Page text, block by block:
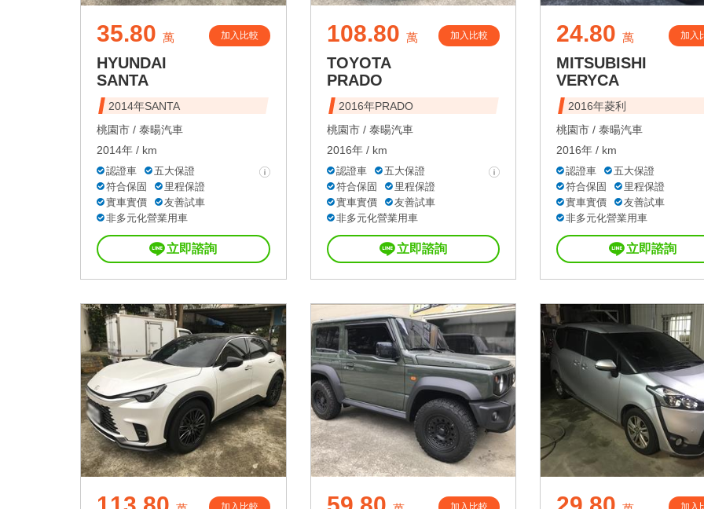
35.80 萬 加入比較
HYUNDAI
SANTA
2014年SANTA
桃園市 / 泰暘汽車
2014年 / km
認證車
五大保證
符合保固
里程保證
實車實價
友善試車
非多元化營業用車
立即諮詢
108.80 萬 加入比較
TOYOTA
PRADO
2016年PRADO
桃園市 / 泰暘汽車
2016年 / km
認證車
五大保證
符合保固
里程保證
實車實價
友善試車
非多元化營業用車
立即諮詢
24.80 萬 加入
MITSUBISHI
VERYCA
2016年菱利
桃園市 / 泰暘汽車
2016年 / km
認證車
五大保證
符合保固
里程保證
實車實價
友善試車
非多元化營業用車
立即諮詢